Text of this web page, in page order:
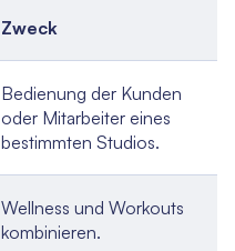
Zweck
Bedienung der Kunden
oder Mitarbeiter eines
bestimmten Studios.
Wellness und Workouts
kombinieren.